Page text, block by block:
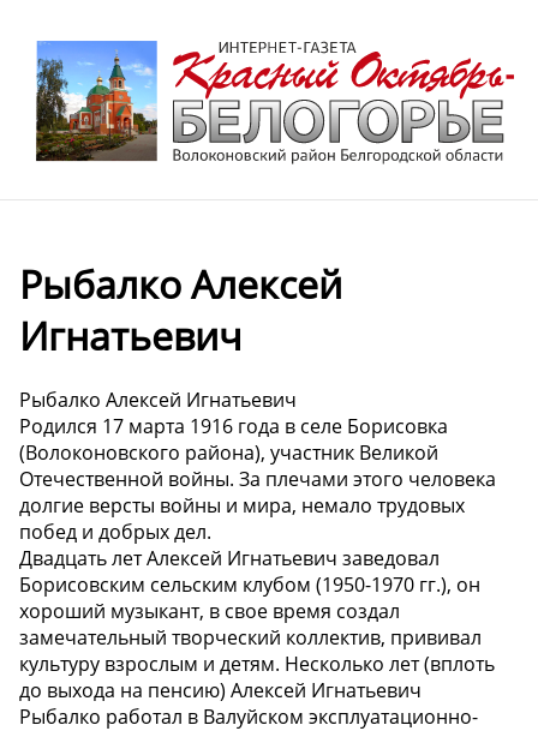
Рыбалко Алексей
Игнатьевич
Рыбалко Алексей Игнатьевич
Родился 17 марта 1916 года в селе Борисовка
(Волоконовского района), участник Великой
Отечественной войны. За плечами этого человека
долгие версты войны и мира, немало трудовых
побед и добрых дел.
Двадцать лет Алексей Игнатьевич заведовал
Борисовским сельским клубом (1950-1970 гг.), он
хороший музыкант, в свое время создал
замечательный творческий коллектив, прививал
культуру взрослым и детям. Несколько лет (вплоть
до выхода на пенсию) Алексей Игнатьевич
Рыбалко работал в Валуйском эксплуатационно-